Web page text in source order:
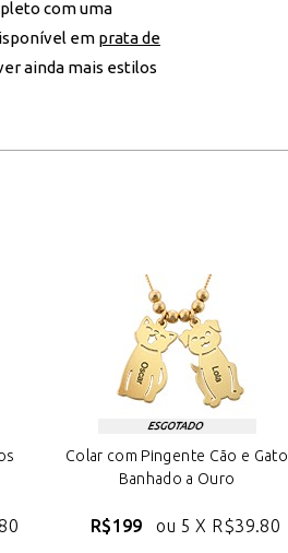
com uma
em prata de
ainda mais estilos
Colar com Pingente Cão e Gato
Banhado a Ouro
R$199 ou 5 X R$39.80